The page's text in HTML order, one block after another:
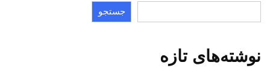
جستجو
نوشته‌های تازه